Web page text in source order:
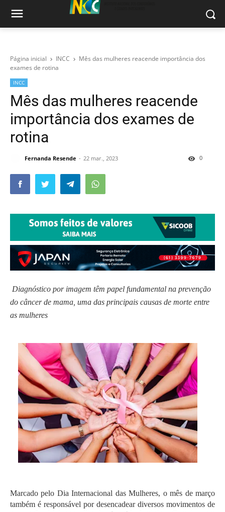
Página inicial INCC
Mês das mulheres reacende importância dos
exames de rotina
INCC
Mês das mulheres reacende
importância dos exames de
rotina
Fernanda Resende 22 mar., 2023 0
Diagnóstico por imagem têm papel fundamental na prevenção
do câncer de mama, uma das principais causas de morte entre
as mulheres
Marcado pelo Dia Internacional das Mulheres, o mês de março
também é responsável por desencadear diversos movimentos de